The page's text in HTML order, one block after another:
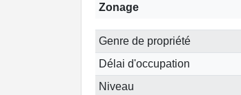
Zonage
Genre de propriété
Délai d'occupation
Niveau